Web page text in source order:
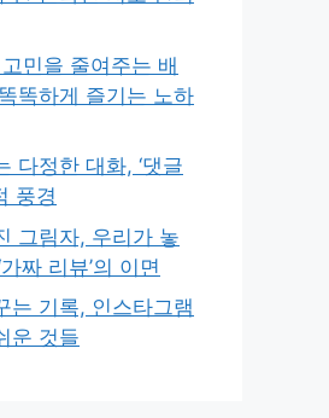
민을 줄여주는 배
똑하게 즐기는 노하
다정한 대화, ‘댓글
풍경
그림자, 우리가 놓
짜 리뷰’의 이면
는 기록, 인스타그램
운 것들